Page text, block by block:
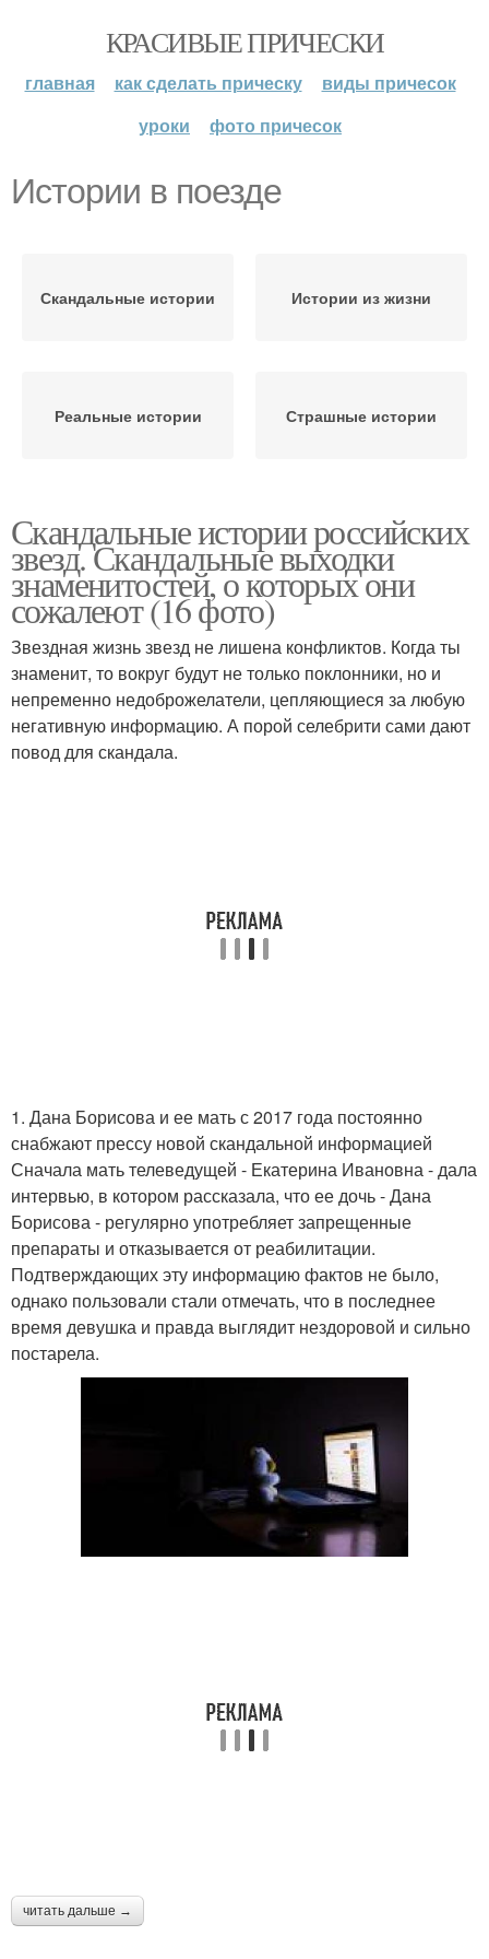
КРАСИВЫЕ ПРИЧЕСКИ
главная как сделать прическу
виды причесок
уроки
фото причесок
Истории в поезде
Скандальные истории Истории из жизни
Реальные истории Страшные истории
Скандальные истории российских
звезд. Скандальные выходки
знаменитостей, о которых они
сожалеют (16 фото)
Звездная жизнь звезд не лишена конфликтов. Когда ты
знаменит, то вокруг будут не только поклонники, но и
непременно недоброжелатели, цепляющиеся за любую
негативную информацию. А порой селебрити сами дают
повод для скандала.
1. Дана Борисова и ее мать с 2017 года постоянно
снабжают прессу новой скандальной информацией
Сначала мать телеведущей - Екатерина Ивановна - дала
интервью, в котором рассказала, что ее дочь - Дана
Борисова - регулярно употребляет запрещенные
препараты и отказывается от реабилитации.
Подтверждающих эту информацию фактов не было,
однако пользовали стали отмечать, что в последнее
время девушка и правда выглядит нездоровой и сильно
постарела.
читать дальше →